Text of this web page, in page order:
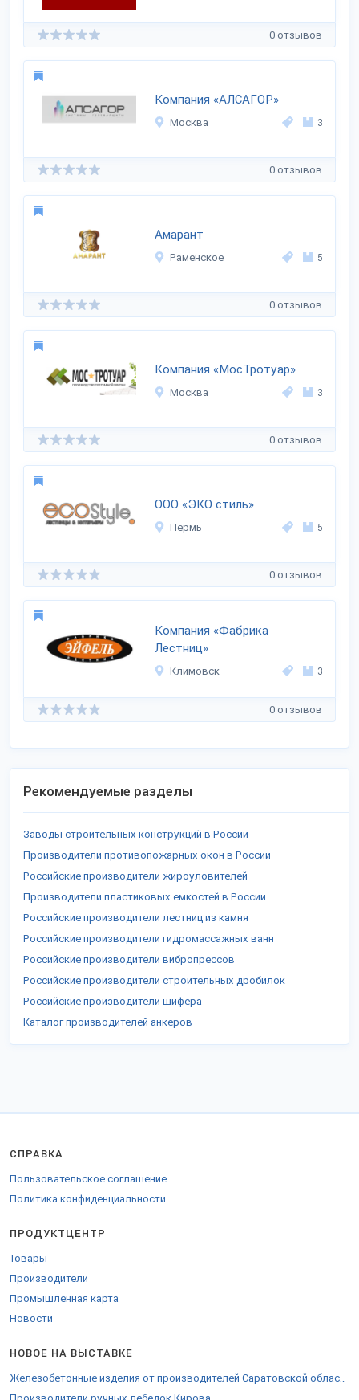
0 отзывов
Компания «АЛСАГОР»
Москва 3
0 отзывов
Амарант
Раменское 5
0 отзывов
Компания «МосТротуар»
Москва 3
0 отзывов
ООО «ЭКО стиль»
Пермь 5
0 отзывов
Компания «Фабрика
Лестниц»
Климовск 3
0 отзывов
Рекомендуемые разделы
Заводы строительных конструкций в России
Производители противопожарных окон в России
Российские производители жироуловителей
Производители пластиковых емкостей в России
Российские производители лестниц из камня
Российские производители гидромассажных ванн
Российские производители вибропрессов
Российские производители строительных дробилок
Российские производители шифера
Каталог производителей анкеров
СПРАВКА
Пользовательское соглашение
Политика конфиденциальности
ПРОДУКТЦЕНТР
Товары
Производители
Промышленная карта
Новости
НОВОЕ НА ВЫСТАВКЕ
Железобетонные изделия от производителей Саратовской области